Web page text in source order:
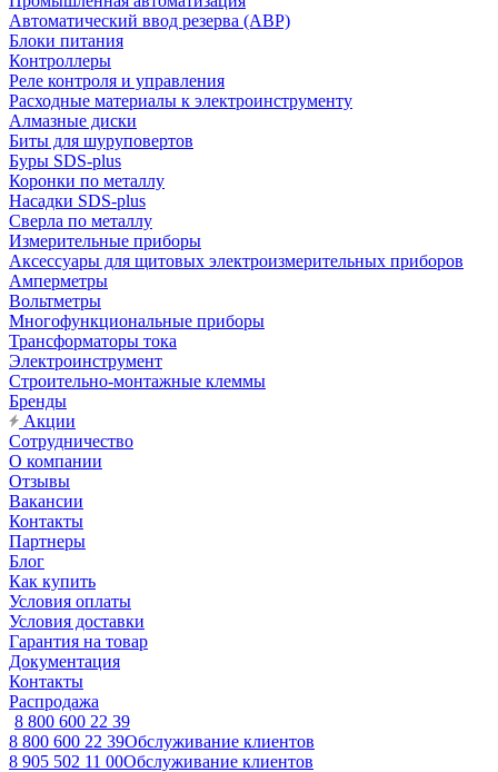
Автоматический ввод резерва (АВР)
Блоки питания
Контроллеры
Реле контроля и управления
Расходные материалы к электроинструменту
Алмазные диски
Биты для шуруповертов
Буры SDS-plus
Коронки по металлу
Насадки SDS-plus
Сверла по металлу
Измерительные приборы
Аксессуары для щитовых электроизмерительных приборов
Амперметры
Вольтметры
Многофункциональные приборы
Трансформаторы тока
Электроинструмент
Строительно-монтажные клеммы
Бренды
Акции
Сотрудничество
О компании
Отзывы
Вакансии
Контакты
Партнеры
Блог
Как купить
Условия оплаты
Условия доставки
Гарантия на товар
Документация
Контакты
Распродажа
8 800 600 22 39
8 800 600 22 39Обслуживание клиентов
8 905 502 11 00Обслуживание клиентов